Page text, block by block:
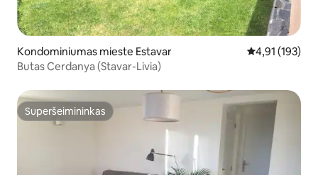
Kondominiumas mieste Estavar Vidutinis
4,91 (193)
Butas Cerdanya (Stavar-Livia)
Superšeimininkas
Superšeimininkas